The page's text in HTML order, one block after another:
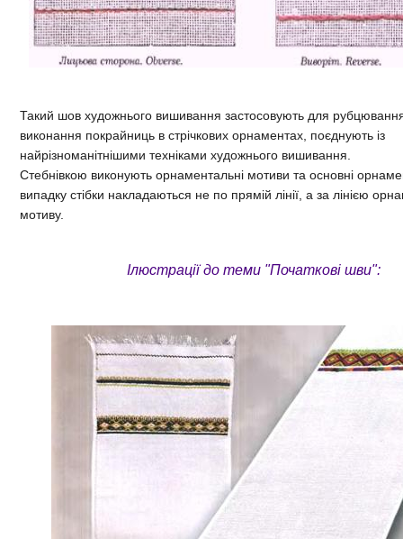
Такий шов художнього вишивання застосовують для
виконання покрайниць в стрічкових орнаментах, поєднують із
найрізноманітнішими техніками художнього вишивання.
Стебнівкою виконують орнаментальні мотиви та основні
випадку стібки накладаються не по прямій лінії, а за лінією
мотиву.
Ілюстрації до теми "Початкові шви":